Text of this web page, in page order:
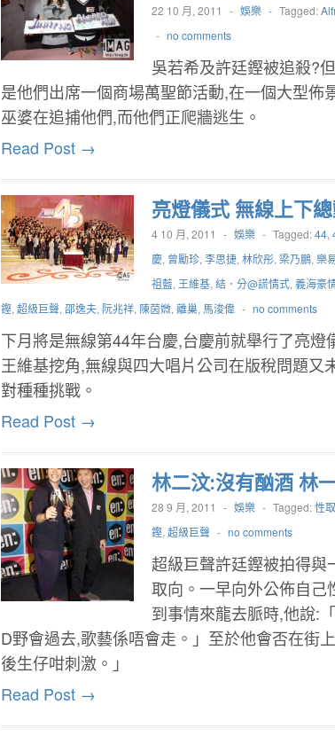
22 10 月, 2011 - 娛樂 - Tagged:
- no comments
吳若希及許廷鏗被追殺?
是他們出席一個商場萬聖節活動,在一個大型佈
巫婆在追捕他們,而他們正爬牆逃生。
Read Post →
亮燈儀式 無線上下
4 10 月, 2011 - 娛樂 - Tagged:44,
慶, 曾勵珍, 李思捷, 林欣彤, 梁乃鵬, 樂
祖藍, 王維基, 結．分@謊情式, 義海豪
鏗, 超級巨聲, 邵逸夫, 阮兆祥, 陳茵媺, 離巢, 馬浚偉 - no comments
下月將是無線第44年台慶,台慶前就舉行了亮
王維基挖角,無線與四大唱片公司在版稅問題又
對種種挑戰。
Read Post →
林二汶:沒有酗酒 林
28 9 月, 2011 - 娛樂 - Tagged:性
鏗, 超級巨聲 - no comments
超級巨聲許廷鏗被拍得
取向。一早向外公佈自
到事情來龍去脈時,他說:
D野會過去,歌藝係唔會走。」至於他會否在街
後生仔咁刺激。」
Read Post →